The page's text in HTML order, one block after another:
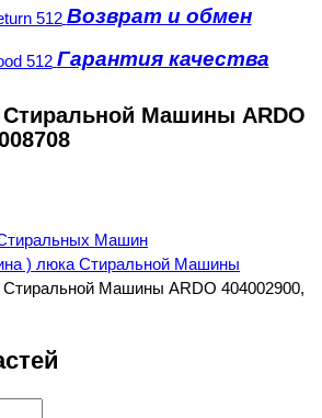
Возврат и обмен
Гарантия качества
Машины ARDO
Машин
) люка Стиральной Машины
Машины ARDO 404002900,